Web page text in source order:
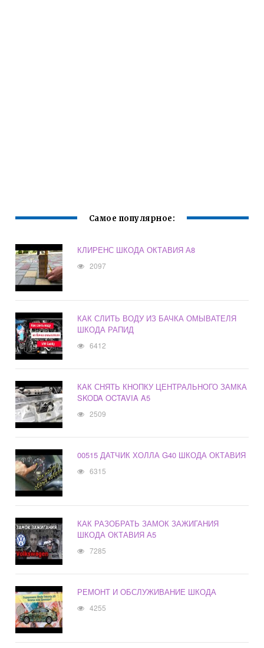
Самое популярное:
КЛИРЕНС ШКОДА ОКТАВИЯ А8
2097
КАК СЛИТЬ ВОДУ ИЗ БАЧКА ОМЫВАТЕЛЯ
ШКОДА РАПИД
6412
КАК СНЯТЬ КНОПКУ ЦЕНТРАЛЬНОГО ЗАМКА
SKODA OCTAVIA A5
2509
00515 ДАТЧИК ХОЛЛА G40 ШКОДА ОКТАВИЯ
6315
КАК РАЗОБРАТЬ ЗАМОК ЗАЖИГАНИЯ
ШКОДА ОКТАВИЯ А5
7285
РЕМОНТ И ОБСЛУЖИВАНИЕ ШКОДА
4255